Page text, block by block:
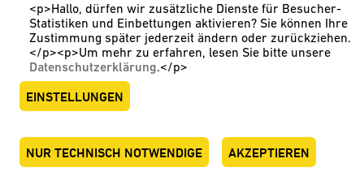
<p>Hallo, dürfen wir zusätzliche Dienste für Besucher-
Statistiken und Einbettungen aktivieren? Sie können Ihre
Zustimmung später jederzeit ändern oder zurückziehen.
</p><p>Um mehr zu erfahren, lesen Sie bitte unsere
Datenschutzerklärung.</p>
EINSTELLUNGEN
NUR TECHNISCH NOTWENDIGE AKZEPTIEREN